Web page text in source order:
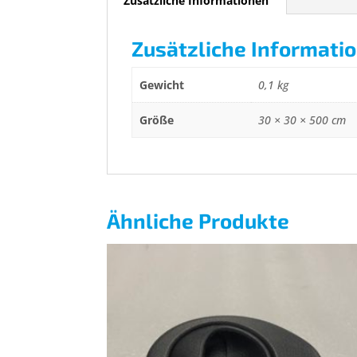
Zusätzliche
Gewicht 0,1 kg
Größe 30 × 30 × 500 cm
Ähnliche Produkte